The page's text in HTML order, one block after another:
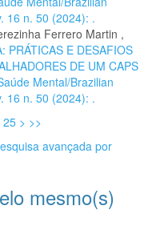
16 n. 50 (2024): .
Ferrero Martin ,
PRÁTICAS E DESAFIOS
DE UM CAPS
Mental/Brazilian
16 n. 50 (2024): .
25 > >>
avançada por
mesmo(s)